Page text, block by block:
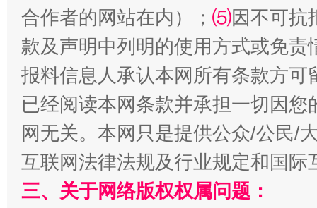
解纷+调解+退费，一次搞定
合作者的网站在内）； ⑸因不可抗
款及声明中列明的使用方式或免责
报料信息人承认本网所有条款方
已经阅读本网条款并承担一切因
网无关。本网只是提供公众/公民/
互联网法律法规及行业规定和国
三、关于网络版权权属问题：